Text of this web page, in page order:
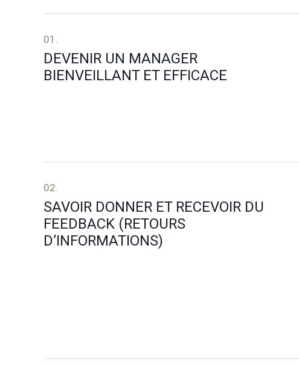
01.
DEVENIR UN MANAGER
BIENVEILLANT ET EFFICACE
02.
SAVOIR DONNER ET RECEVOIR DU
FEEDBACK (RETOURS
D’INFORMATIONS)